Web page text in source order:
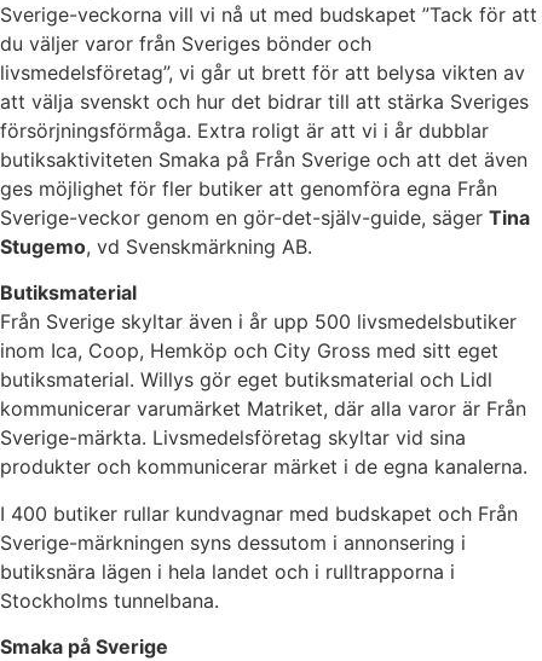
Sverige-veckorna vill vi nå ut med budskapet ”Tack för att
du väljer varor från Sveriges bönder och
livsmedelsföretag”, vi går ut brett för att belysa vikten av
att välja svenskt och hur det bidrar till att stärka Sveriges
försörjningsförmåga. Extra roligt är att vi i år dubblar
butiksaktiviteten Smaka på Från Sverige och att det även
ges möjlighet för fler butiker att genomföra egna Från
Sverige-veckor genom en gör-det-själv-guide, säger Tina
Stugemo, vd Svenskmärkning AB.
Butiksmaterial
Från Sverige skyltar även i år upp 500 livsmedelsbutiker
inom Ica, Coop, Hemköp och City Gross med sitt eget
butiksmaterial. Willys gör eget butiksmaterial och Lidl
kommunicerar varumärket Matriket, där alla varor är Från
Sverige-märkta. Livsmedelsföretag skyltar vid sina
produkter och kommunicerar märket i de egna kanalerna.
I 400 butiker rullar kundvagnar med budskapet och Från
Sverige-märkningen syns dessutom i annonsering i
butiksnära lägen i hela landet och i rulltrapporna i
Stockholms tunnelbana.
Smaka på Sverige